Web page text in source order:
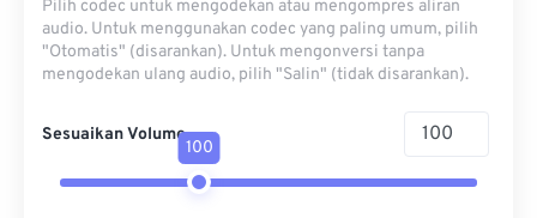
Pilih codec untuk mengodekan atau mengompres aliran
audio. Untuk menggunakan codec yang paling umum, pilih
"Otomatis" (disarankan). Untuk mengonversi tanpa
mengodekan ulang audio, pilih "Salin" (tidak disarankan).
Sesuaikan Volume
100